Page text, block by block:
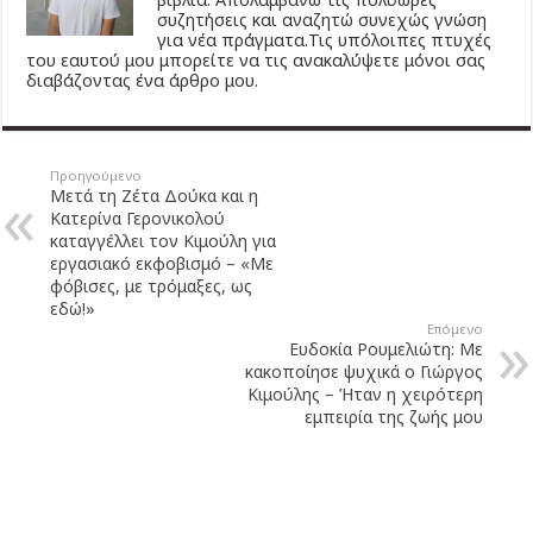
συζητήσεις και αναζητώ συνεχώς γνώση
για νέα πράγματα.Τις υπόλοιπες πτυχές
του εαυτού μου μπορείτε να τις ανακαλύψετε μόνοι σας
διαβάζοντας ένα άρθρο μου.
Προηγούμενο
Μετά τη Ζέτα Δούκα και η
Κατερίνα Γερονικολού
καταγγέλλει τον Κιμούλη για
εργασιακό εκφοβισμό – «Με
φόβισες, με τρόμαξες, ως
εδώ!»
Επόμενο
Ευδοκία Ρουμελιώτη: Με
κακοποίησε ψυχικά ο Γιώργος
Κιμούλης – Ήταν η χειρότερη
εμπειρία της ζωής μου